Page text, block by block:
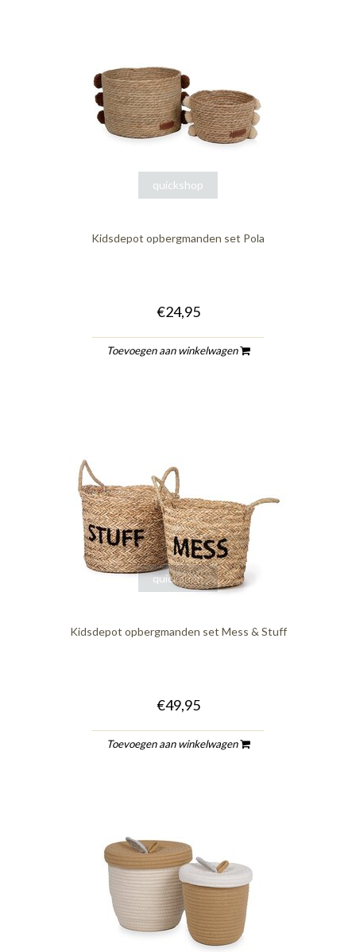
quickshop
Kidsdepot opbergmanden set Pola
€24,95
Toevoegen aan winkelwagen
quickshop
Kidsdepot opbergmanden set Mess & Stuff
€49,95
Toevoegen aan winkelwagen